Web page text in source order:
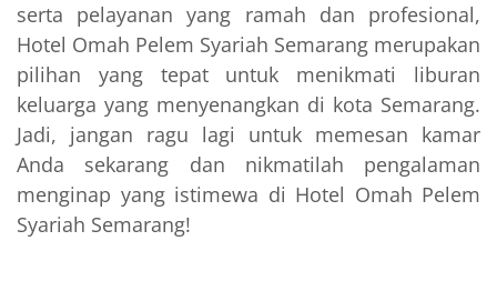
serta pelayanan yang ramah dan profesional,
Hotel Omah Pelem Syariah Semarang merupakan
pilihan yang tepat untuk menikmati liburan
keluarga yang menyenangkan di kota Semarang.
Jadi, jangan ragu lagi untuk memesan kamar
Anda sekarang dan nikmatilah pengalaman
menginap yang istimewa di Hotel Omah Pelem
Syariah Semarang!